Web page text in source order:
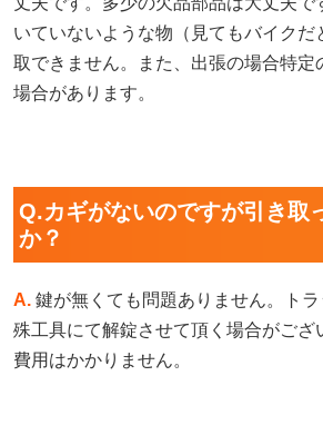
いていないような物（見てもバイクだ
取できません。また、出張の場合特定
場合があります。
Q.カギがないのですが引き取
か？
A. 鍵が無くても問題ありません。ト
殊工具にて解錠させて頂く場合がござ
費用はかかりません。